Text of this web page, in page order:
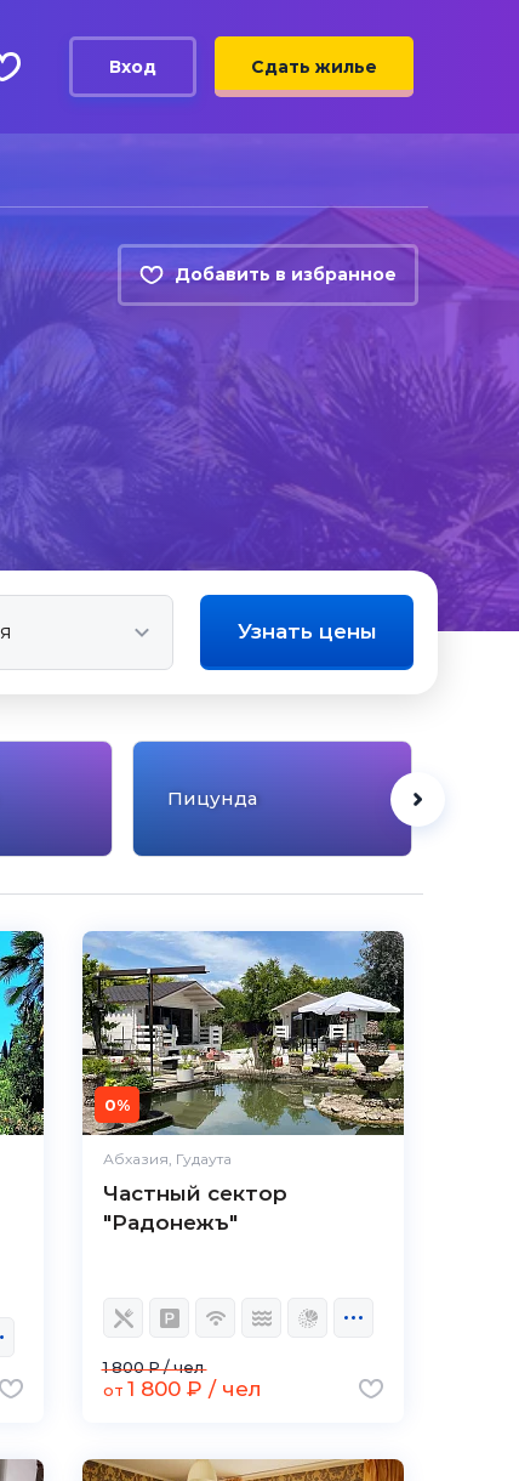
Вход Сдать жилье
Добавить в избранное
Узнать цены
Пицунда
0%
Абхазия, Гудаута
Частный сектор
"Радонежъ"
1 800 ₽ / чел
от1 800 ₽ / чел